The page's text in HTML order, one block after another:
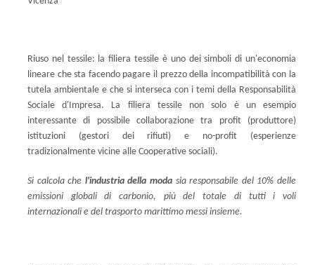
Riuso nel tessile: la filiera tessile è uno dei simboli di un'economia
lineare che sta facendo pagare il prezzo della incompatibilità con la
tutela ambientale e che si interseca con i temi della Responsabilità
Sociale d'Impresa. La filiera tessile non solo è un esempio
interessante di possibile collaborazione tra profit (produttore)
istituzioni (gestori dei rifiuti) e no-profit (esperienze
tradizionalmente vicine alle Cooperative sociali).
Si calcola che l'industria della moda sia responsabile del 10% delle
emissioni globali di carbonio, più del totale di tutti i voli
internazionali e del trasporto marittimo messi insieme.